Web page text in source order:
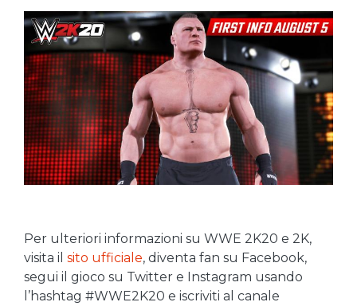
Per ulteriori informazioni su WWE 2K20 e 2K,
visita il sito ufficiale, diventa fan su Facebook,
segui il gioco su Twitter e Instagram usando
l’hashtag #WWE2K20 e iscriviti al canale